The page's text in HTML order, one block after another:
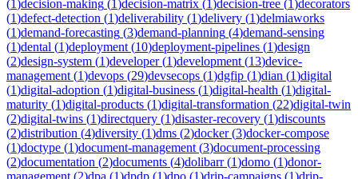
(1)decision-making (1)decision-matrix (1)decision-tree (1)decorators
(1)defect-detection (1)deliverability (1)delivery (1)delmiaworks
(1)demand-forecasting (3)demand-planning (4)demand-sensing
(1)dental (1)deployment (10)deployment-pipelines (1)design
(2)design-system (1)developer(1)development (13)device-
management (1)devops (29)devsecops (1)dgfip (1)dian (1)digital
(1)digital-adoption (1)digital-business (1)digital-health (1)digital-
maturity (1)digital-products (1)digital-transformation (22)digital-twin
(2)digital-twins (1)directquery (1)disaster-recovery (1)discounts
(2)distribution (4)diversity (1)dms (2)docker(3)docker-compose
(1)doctype (1)document-management (3)document-processing
(2)documentation (2)documents (4)dolibarr(1)domo (1)donor-
management (2)dpa (1)dpdp (1)dpo (1)drip-campaigns (1)drip-